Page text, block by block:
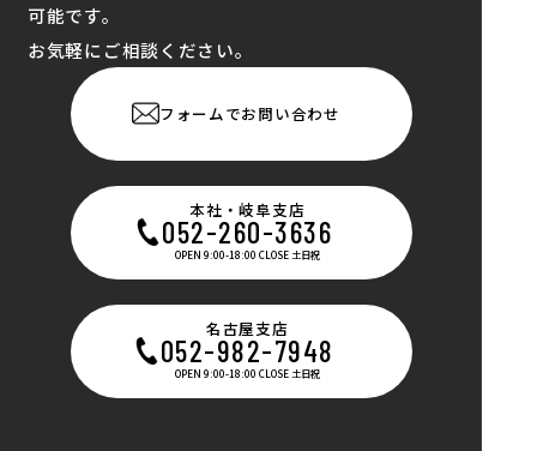
可能です。
お気軽にご相談ください。
フォームでお問い合わせ
本社・岐阜支店
052-260-3636
OPEN 9:00-18:00 CLOSE 土日祝
名古屋支店
052-982-7948
OPEN 9:00-18:00 CLOSE 土日祝